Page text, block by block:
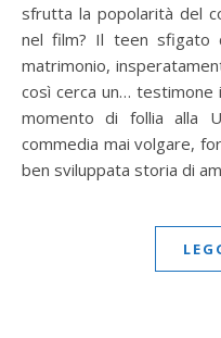
sfrutta la popolarità del
nel film? Il teen sfigato
matrimonio,
così cerca un… testimone
momento di follia alla
commedia mai volgare,
ben sviluppata storia di